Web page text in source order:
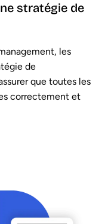
stratégie de
les
de
que toutes les
correctement et